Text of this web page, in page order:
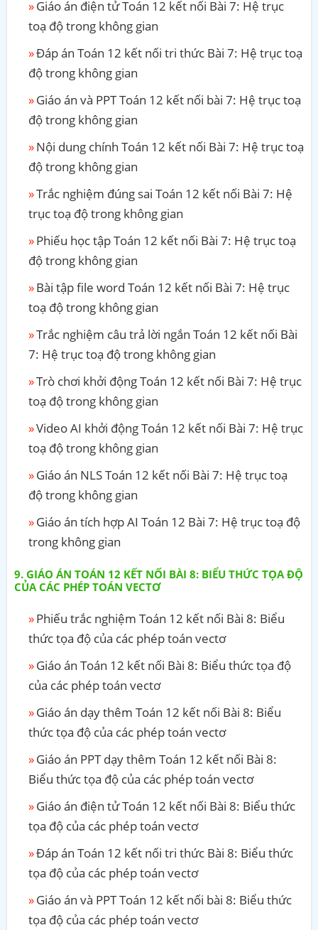
Giáo án điện tử Toán 12 kết nối Bài 7: Hệ trục
toạ độ trong không gian
Đáp án Toán 12 kết nối tri thức Bài 7: Hệ trục toạ
độ trong không gian
Giáo án và PPT Toán 12 kết nối bài 7: Hệ trục toạ
độ trong không gian
Nội dung chính Toán 12 kết nối Bài 7: Hệ trục toạ
độ trong không gian
Trắc nghiệm đúng sai Toán 12 kết nối Bài 7: Hệ
trục toạ độ trong không gian
Phiếu học tập Toán 12 kết nối Bài 7: Hệ trục toạ
độ trong không gian
Bài tập file word Toán 12 kết nối Bài 7: Hệ trục
toạ độ trong không gian
Trắc nghiệm câu trả lời ngắn Toán 12 kết nối Bài
7: Hệ trục toạ độ trong không gian
Trò chơi khởi động Toán 12 kết nối Bài 7: Hệ trục
toạ độ trong không gian
Video AI khởi động Toán 12 kết nối Bài 7: Hệ trục
toạ độ trong không gian
Giáo án NLS Toán 12 kết nối Bài 7: Hệ trục toạ
độ trong không gian
Giáo án tích hợp AI Toán 12 Bài 7: Hệ trục toạ độ
trong không gian
GIÁO ÁN TOÁN 12 KẾT NỐI BÀI 8: BIỂU THỨC TỌA ĐỘ
CỦA CÁC PHÉP TOÁN VECTƠ
Phiếu trắc nghiệm Toán 12 kết nối Bài 8: Biểu
thức tọa độ của các phép toán vectơ
Giáo án Toán 12 kết nối Bài 8: Biểu thức tọa độ
của các phép toán vectơ
Giáo án dạy thêm Toán 12 kết nối Bài 8: Biểu
thức tọa độ của các phép toán vectơ
Giáo án PPT dạy thêm Toán 12 kết nối Bài 8:
Biểu thức tọa độ của các phép toán vectơ
Giáo án điện tử Toán 12 kết nối Bài 8: Biểu thức
tọa độ của các phép toán vectơ
Đáp án Toán 12 kết nối tri thức Bài 8: Biểu thức
tọa độ của các phép toán vectơ
Giáo án và PPT Toán 12 kết nối bài 8: Biểu thức
tọa độ của các phép toán vectơ